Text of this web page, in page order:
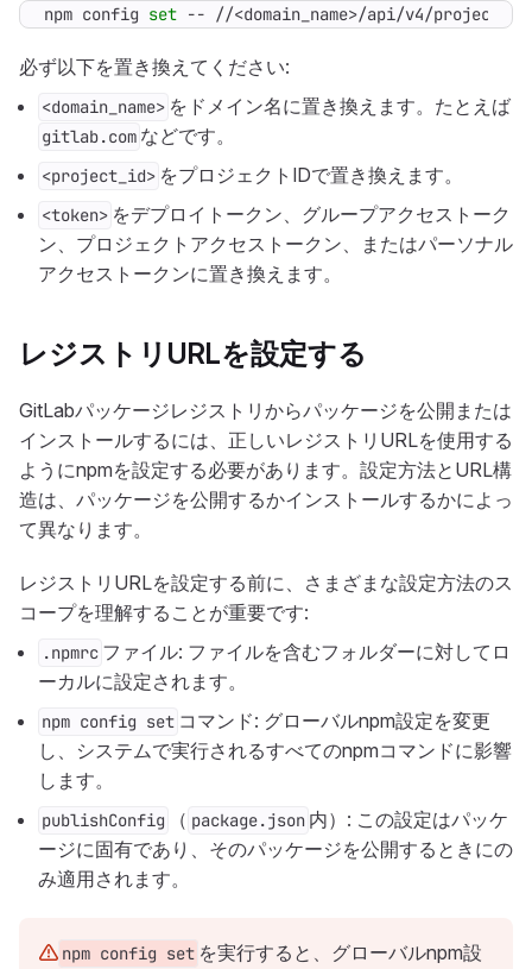
npm config set -- //<domain_name>/api/v4/projects/
必ず以下を置き換えてください:
<domain_name> をドメイン名に置き換えます。たとえば
gitlab.com などです。
<project_id> をプロジェクトIDで置き換えます。
<token> をデプロイトークン、グループアクセストーク
ン、プロジェクトアクセストークン、またはパーソナル
アクセストークンに置き換えます。
レジストリURLを設定する
GitLabパッケージレジストリからパッケージを公開または
インストールするには、正しいレジストリURLを使用する
ようにnpmを設定する必要があります。設定方法とURL構
造は、パッケージを公開するかインストールするかによっ
て異なります。
レジストリURLを設定する前に、さまざまな設定方法のス
コープを理解することが重要です:
.npmrc ファイル: ファイルを含むフォルダーに対してロ
ーカルに設定されます。
npm config set コマンド: グローバルnpm設定を変更
し、システムで実行されるすべてのnpmコマンドに影響
します。
publishConfig （ package.json 内）: この設定はパッケ
ージに固有であり、そのパッケージを公開するときにの
み適用されます。
npm config set を実行すると、グローバルnpm設